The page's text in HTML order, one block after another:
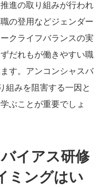
進の取り組みが行われ
の登用などジェンダー
クライフバランスの実
だれもが働きやすい職
す。アンコンシャスバ
組みを阻害する一因と
ぶことが重要でしょ
イアス研修
ミングはい